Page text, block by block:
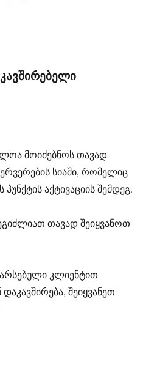
SIZE
მოიძებნოს თავად
სიაში, რომელიც
პუნქტის აქტივაციის შემდეგ.
თავად შეიყვანოთ
არსებული კლიენტით
შეიყვანეთ